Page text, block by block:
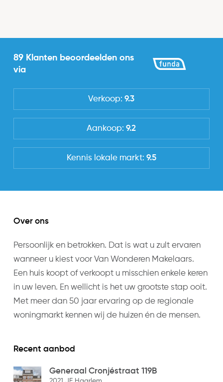
89 Klanten beoordeelden ons
via
Verkoop:9.3
Aankoop:9.2
Kennis lokale markt: 9.5
Over ons
Persoonlijk en betrokken. Dat is wat u zult ervaren
wanneer u kiest voor Van Wonderen Makelaars.
Een huis koopt of verkoopt u misschien enkele keren
in uw leven. En wellicht is het uw grootste stap ooit.
Met meer dan 50 jaar ervaring op de regionale
woningmarkt kennen wij de huizen én de mensen.
Recent aanbod
Generaal Cronjéstraat 119B